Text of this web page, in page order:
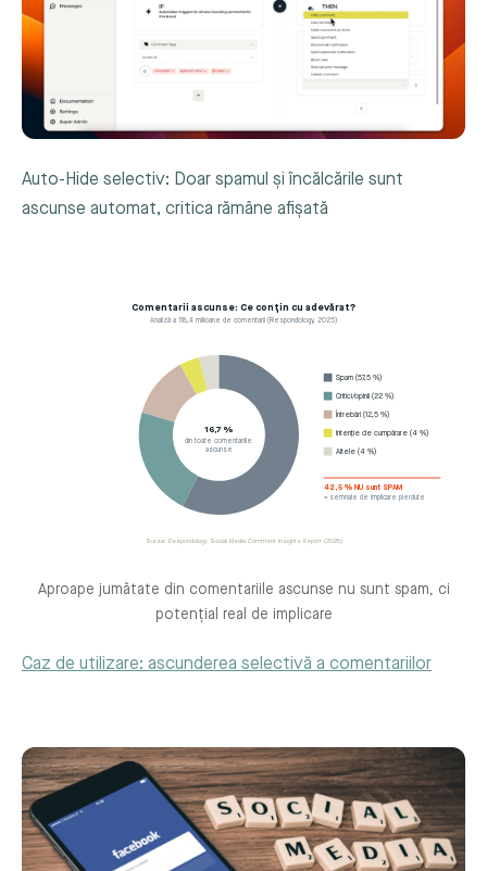
Auto-Hide selectiv: Doar spamul și încălcările sunt
ascunse automat, critica rămâne afișată
Comentarii ascunse: Ce conțin cu adevărat?
Analiză a 118,4 milioane de comentarii (Respondology, 2025)
16,7 %
din toate comentariile
ascunse
Spam (57,5 %)
Critici/opinii (22 %)
Întrebări (12,5 %)
Intenție de cumpărare (4 %)
Altele (4 %)
42,5 % NU sunt SPAM
= semnale de implicare pierdute
Sursa: Respondology Social Media Comment Insights Report (2025)
Aproape jumătate din comentariile ascunse nu sunt spam, ci
potențial real de implicare
Caz de utilizare: ascunderea selectivă a comentariilor